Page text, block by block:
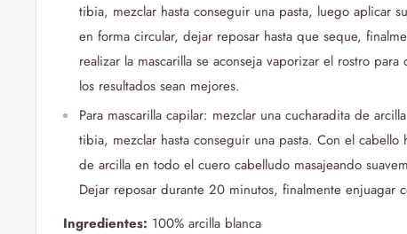
tibia, mezclar hasta conseguir una pasta, luego aplicar
en forma circular, dejar reposar hasta que seque,
realizar la mascarilla se aconseja vaporizar el rostro
los resultados sean mejores.
Para mascarilla capilar: mezclar una cucharadita de
tibia, mezclar hasta conseguir una pasta. Con el cabello
de arcilla en todo el cuero cabelludo masajeando
Dejar reposar durante 20 minutos, finalmente enjuagar
Ingredientes: 100% arcilla blanca